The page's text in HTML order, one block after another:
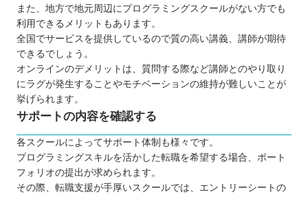
また、地方で地元周辺にプログラミングスクールがない方でも
利用できるメリットもあります。
全国でサービスを提供しているので質の高い講義、講師が期待
できるでしょう。
オンラインのデメリットは、質問する際など講師とのやり取り
にラグが発生することやモチベーションの維持が難しいことが
挙げられます。
サポートの内容を確認する
各スクールによってサポート体制も様々です。
プログラミングスキルを活かした転職を希望する場合、ポート
フォリオの提出が求められます。
その際、転職支援が手厚いスクールでは、エントリーシートの